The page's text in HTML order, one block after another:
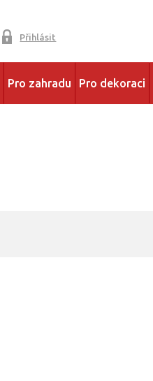
Přihlásit
Pro zahradu Pro dekoraci